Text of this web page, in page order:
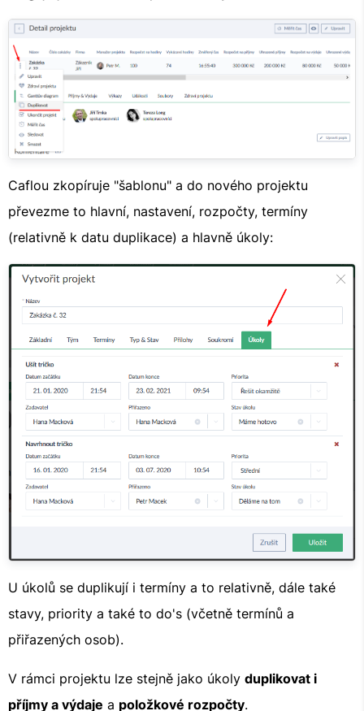
Caflou zkopíruje "šablonu" a do nového projektu
převezme to hlavní, nastavení, rozpočty, termíny
(relativně k datu duplikace) a hlavně úkoly:​
U úkolů se duplikují i termíny a to relativně, dále také
stavy, priority a také to do's (včetně termínů a
přiřazených osob).​​
V rámci projektu lze stejně jako úkoly duplikovat i
příjmy a výdaje a položkové rozpočty.